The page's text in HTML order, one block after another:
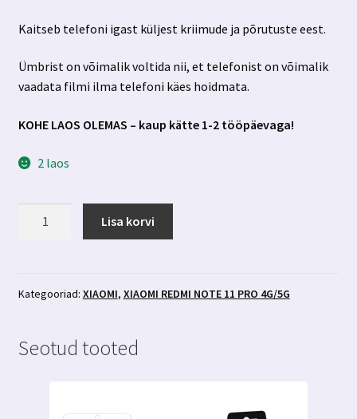
Kaitseb telefoni igast küljest kriimude ja põrutuste eest.
Ümbrist on võimalik voltida nii, et telefonist on võimalik
vaadata filmi ilma telefoni käes hoidmata.
KOHE LAOS OLEMAS – kaup kätte 1-2 tööpäevaga!
2 laos
Pro
kaaned
Lisa korvi
Kategooriad: XIAOMI, XIAOMI REDMI NOTE 11 PRO 4G/5G
Seotud tooted